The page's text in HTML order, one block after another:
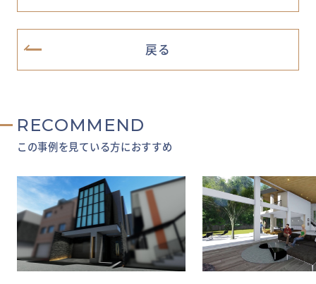
戻る
RECOMMEND
この事例を見ている方におすすめ